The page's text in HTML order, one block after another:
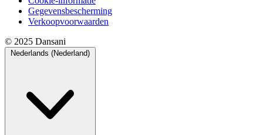
Gegevensbescherming
Verkoopvoorwaarden
© 2025 Dansani
Nederlands (Nederland)